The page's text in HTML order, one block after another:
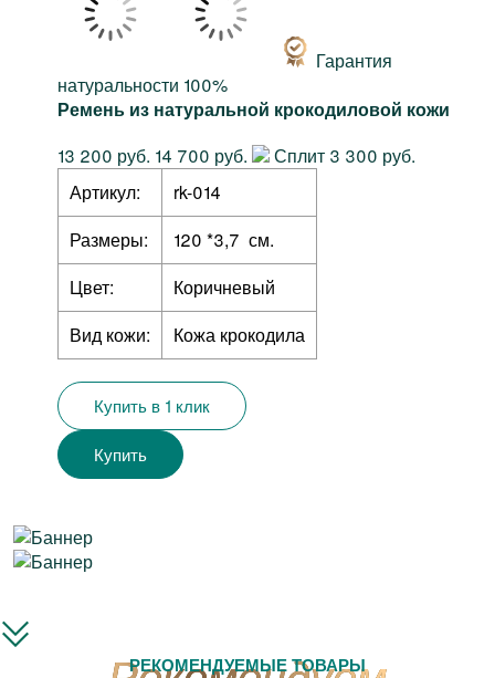
Гарантия
натуральности 100%
Ремень из натуральной крокодиловой кожи
13 200 руб. 14 700 руб.
Сплит 3 300 руб.
Артикул:
rk-014
Размеры:
120 *3,7 см.
Цвет:
Коричневый
Вид кожи:
Кожа крокодила
Купить в 1 клик
Купить
РЕКОМЕНДУЕМЫЕ ТОВАРЫ